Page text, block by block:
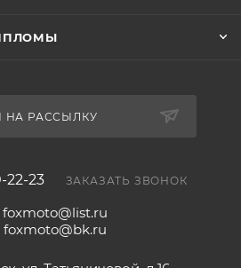
НА РАССЫЛКУ
22-23 ЗАКАЗАТЬ ЗВОНОК
foxmoto@list.ru
foxmoto@bk.ru